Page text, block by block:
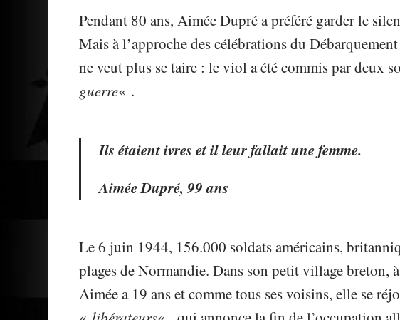
Pendant 80 ans, Aimée Dupré a préféré garder le
Mais à l’approche des célébrations du
ne veut plus se taire : le viol a été commis par deux
guerre« .
Ils étaient ivres et il leur fallait une femme.
Aimée Dupré, 99 ans
Le 6 juin 1944, 156.000 soldats américains,
plages de Normandie. Dans son petit village
Aimée a 19 ans et comme tous ses voisins, elle se